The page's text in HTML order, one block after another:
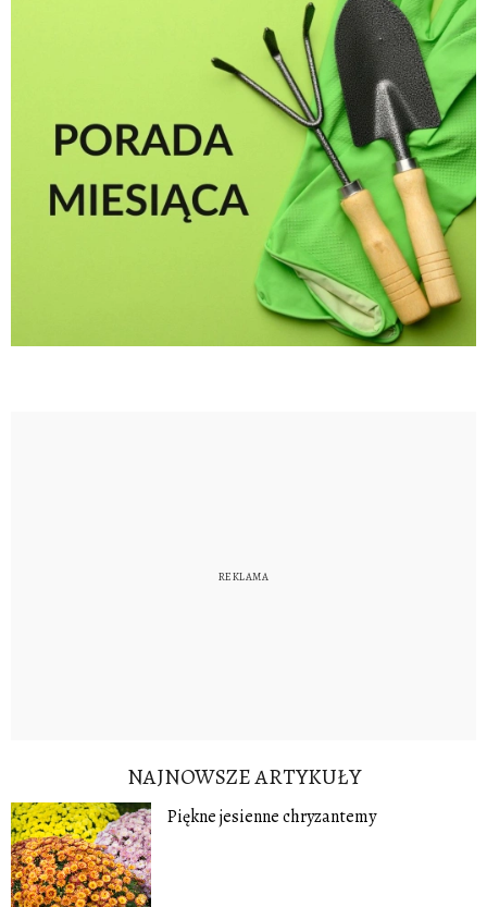
NAJNOWSZE ARTYKUŁY
Piękne jesienne chryzantemy